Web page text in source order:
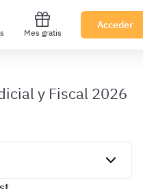
Mes gratis
Acceder
y Fiscal 2026